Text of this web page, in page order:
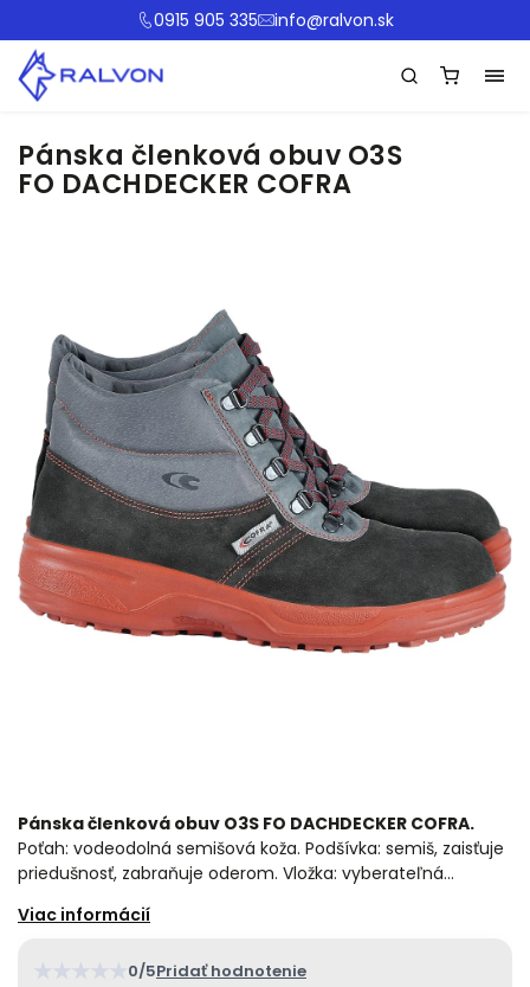
0915 905 335 info@ralvon.sk
Pánska členková obuv O3S
FO DACHDECKER COFRA
Pánska členková obuv O3S FO DACHDECKER COFRA.
Poťah: vodeodolná semišová koža. Podšívka: semiš, zaisťuje
priedušnosť, zabraňuje oderom. Vložka: vyberateľná…
★ ★ ★ ★ ★0/5Pridať hodnotenie